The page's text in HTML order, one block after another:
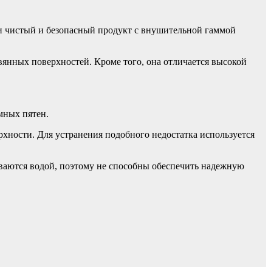
и безопасный продукт с внушительной гаммой
поверхностей. Кроме того, она отличается высокой
пятен.
Для устранения подобного недостатка используется
водой, поэтому не способны обеспечить надежную